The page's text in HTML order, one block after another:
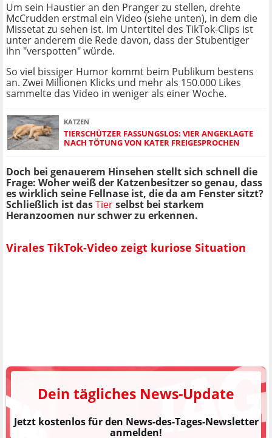
Um sein Haustier an den Pranger zu stellen, drehte
McCrudden erstmal ein Video (siehe unten), in dem die
Missetat zu sehen ist. Im Untertitel des TikTok-Clips ist
unter anderem die Rede davon, dass der Stubentiger
ihn "verspotten" würde.
So viel bissiger Humor kommt beim Publikum bestens
an. Zwei Millionen Klicks und mehr als 150.000 Likes
sammelte das Video in weniger als einer Woche.
KATZEN
TIERSCHÜTZER FASSUNGSLOS: VIER ANGEKLAGTE
NACH TÖTUNG VON KATER FREIGESPROCHEN
Doch bei genauerem Hinsehen stellt sich schnell die
Frage: Woher weiß der Katzenbesitzer so genau, dass
es wirklich seine Fellnase ist, die da am Fenster sitzt?
Schließlich ist dasTierselbst bei starkem
Heranzoomen nur schwer zu erkennen.
Virales TikTok-Video zeigt kuriose Situation
Dein tägliches News-Update
Jetzt kostenlos für den News-des-Tages-Newsletter
anmelden!